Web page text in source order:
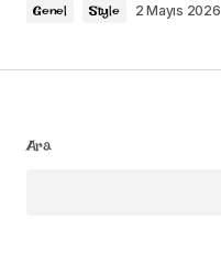
Genel Style 2 Mayıs 2026
Ara